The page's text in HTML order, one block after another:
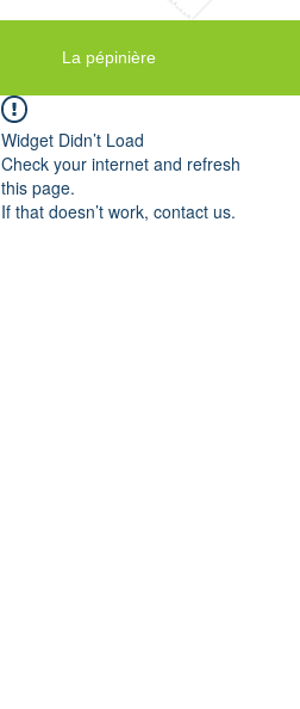
La pépinière
Widget Didn’t Load
Check your internet and refresh
this page.
If that doesn’t work, contact us.